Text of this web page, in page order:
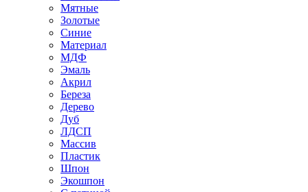
Мятные
Золотые
Синие
Материал
МДФ
Эмаль
Акрил
Береза
Дерево
Дуб
ЛДСП
Массив
Пластик
Шпон
Экошпон